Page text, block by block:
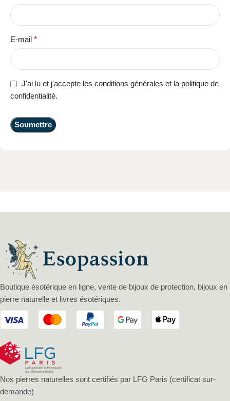
E-mail *
J'ai lu et j'accepte les conditions générales et la politique de
confidentialité.
Boutique ésotérique en ligne, vente de bijoux de protection, bijoux en
pierre naturelle et livres ésotériques.
Nos pierres naturelles sont certifiés par LFG Paris (certificat sur-
demande)